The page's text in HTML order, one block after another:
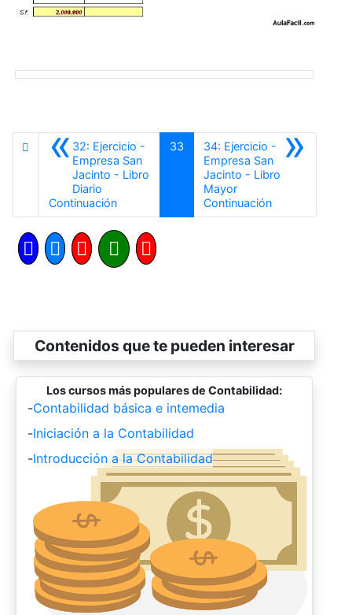
«32: Ejercicio -
Empresa San
Jacinto - Libro
Diario
ContinuaciónAnterior
33 »
34: Ejercicio -
Empresa San
Jacinto - Libro
Mayor
ContinuaciónSiguiente
Contenidos que te pueden interesar
Los cursos más populares de Contabilidad:
-Contabilidad básica e intemedia
-Iniciación a la Contabilidad
-Introducción a la Contabilidad